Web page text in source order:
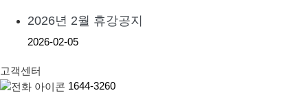
2026년 2월 휴강공지
2026-02-05
고객센터
1644-3260